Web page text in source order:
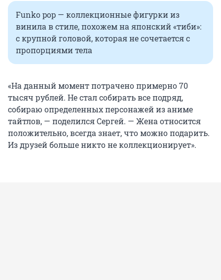
Funko pop — коллекционные фигурки из
винила в стиле, похожем на японский «тиби»:
с крупной головой, которая не сочетается с
пропорциями тела
«На данный момент потрачено примерно 70
тысяч рублей. Не стал собирать все подряд,
собираю определенных персонажей из аниме
тайтлов, — поделился Сергей. — Жена относится
положительно, всегда знает, что можно подарить.
Из друзей больше никто не коллекционирует».